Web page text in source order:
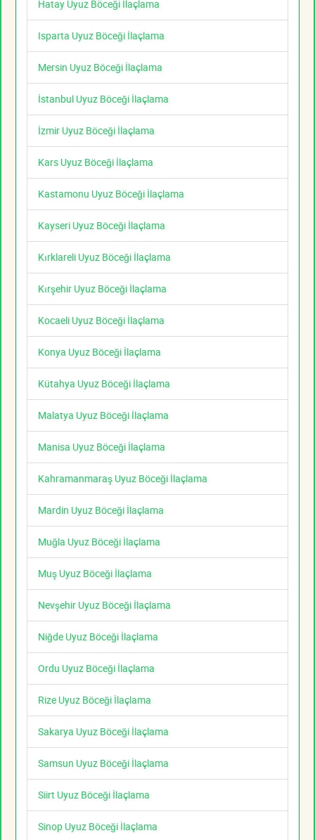
Hatay Uyuz Böceği İlaçlama
Isparta Uyuz Böceği İlaçlama
Mersin Uyuz Böceği İlaçlama
İstanbul Uyuz Böceği İlaçlama
İzmir Uyuz Böceği İlaçlama
Kars Uyuz Böceği İlaçlama
Kastamonu Uyuz Böceği İlaçlama
Kayseri Uyuz Böceği İlaçlama
Kırklareli Uyuz Böceği İlaçlama
Kırşehir Uyuz Böceği İlaçlama
Kocaeli Uyuz Böceği İlaçlama
Konya Uyuz Böceği İlaçlama
Kütahya Uyuz Böceği İlaçlama
Malatya Uyuz Böceği İlaçlama
Manisa Uyuz Böceği İlaçlama
Kahramanmaraş Uyuz Böceği İlaçlama
Mardin Uyuz Böceği İlaçlama
Muğla Uyuz Böceği İlaçlama
Muş Uyuz Böceği İlaçlama
Nevşehir Uyuz Böceği İlaçlama
Niğde Uyuz Böceği İlaçlama
Ordu Uyuz Böceği İlaçlama
Rize Uyuz Böceği İlaçlama
Sakarya Uyuz Böceği İlaçlama
Samsun Uyuz Böceği İlaçlama
Siirt Uyuz Böceği İlaçlama
Sinop Uyuz Böceği İlaçlama